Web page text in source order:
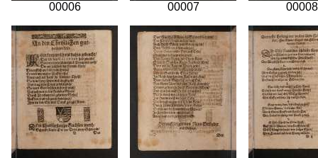
00006 00007 00008